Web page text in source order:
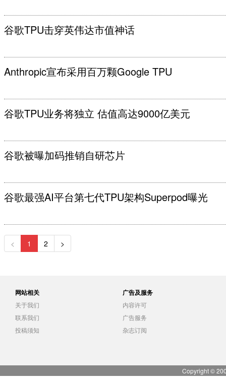
谷歌TPU击穿英伟达市值神话
Anthropic宣布采用百万颗Google TPU
谷歌TPU业务将独立 估值高达9000亿美元
谷歌被曝加码推销自研芯片
谷歌最强AI平台第七代TPU架构Superpod曝光
< 1 2 >
网站相关
关于我们
联系我们
投稿须知
广告及服务
内容许可
广告服务
杂志订阅
Copyright ©